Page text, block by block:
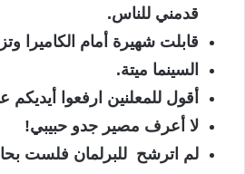
قدمني للناس.
قابلت شهيرة أمام الكاميرا
السينما ميتة.
أقول للمعلنين ارفعوا أيديكم
لا أعرف مصير جدو حبيبي!
لم اترشح للبرلمان فلست